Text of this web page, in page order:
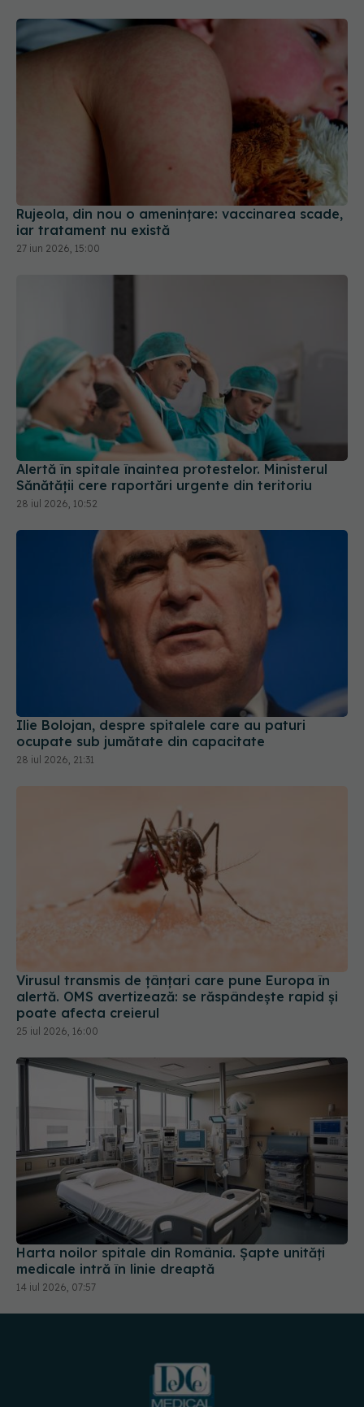
Rujeola, din nou o amenințare: vaccinarea scade,
iar tratament nu există
27 iun 2026, 15:00
Alertă în spitale înaintea protestelor. Ministerul
Sănătății cere raportări urgente din teritoriu
28 iul 2026, 10:52
Ilie Bolojan, despre spitalele care au paturi
ocupate sub jumătate din capacitate
28 iul 2026, 21:31
Virusul transmis de țânțari care pune Europa în
alertă. OMS avertizează: se răspândește rapid și
poate afecta creierul
25 iul 2026, 16:00
Harta noilor spitale din România. Șapte unități
medicale intră în linie dreaptă
14 iul 2026, 07:57